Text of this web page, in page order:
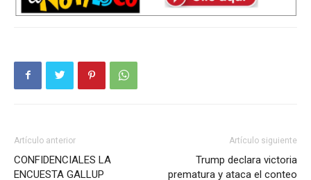
Artículo anterior
CONFIDENCIALES LA
ENCUESTA GALLUP
Artículo siguiente
Trump declara victoria
prematura y ataca el conteo